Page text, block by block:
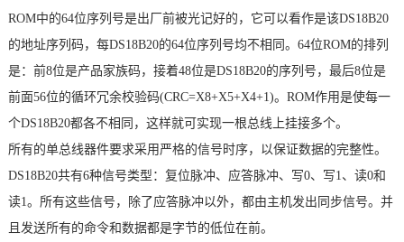
ROM中的64位序列号是出厂前被光记好的，它可以看作是该DS18B20
的地址序列码，每DS18B20的64位序列号均不相同。 64位ROM的排列
是：前8位是产品家族码，接着48位是DS18B20的序列号，最后8位是
前面56位的循环冗余校验码(CRC=X8+X5+X4+1)。 ROM作用是使每一
个DS18B20都各不相同，这样就可实现一根总线上挂接多个。
所有的单总线器件要求采用严格的信号时序，以保证数据的完整性。
DS18B20共有6种信号类型：复位脉冲、应答脉冲、写0、写1、读0和
读1。所有这些信号，除了应答脉冲以外，都由主机发出同步信号。并
且发送所有的命令和数据都是字节的低位在前。